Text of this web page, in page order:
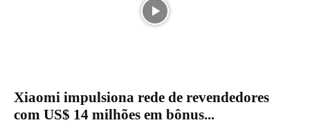
Xiaomi impulsiona rede de revendedores
com US$ 14 milhões em bônus...